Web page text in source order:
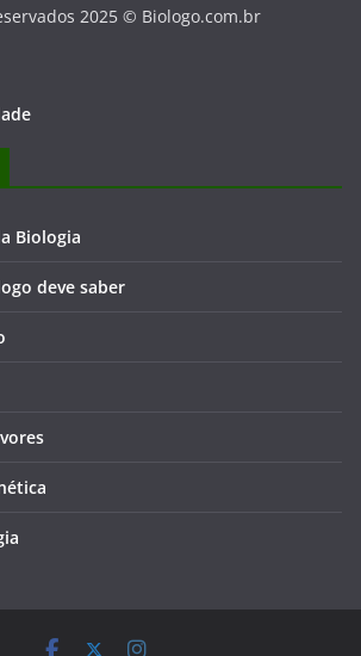
2025 © Biologo.com.br
Biologia
deve saber